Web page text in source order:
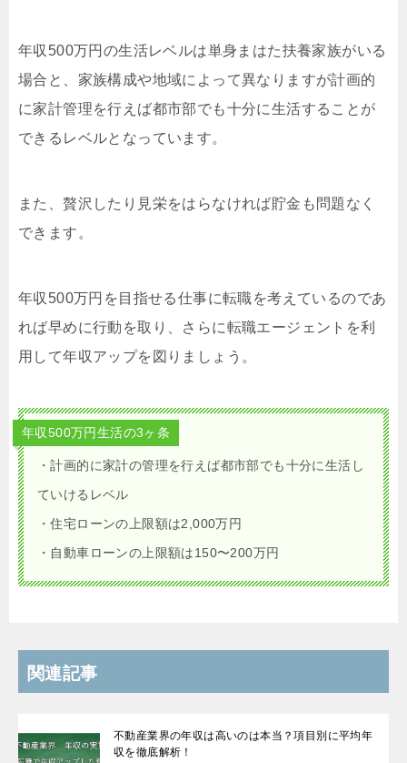
年収500万円の生活レベルは単身まはた扶養家族がいる
場合と、家族構成や地域によって異なりますが計画的
に家計管理を行えば都市部でも十分に生活することが
できるレベルとなっています。
また、贅沢したり見栄をはらなければ貯金も問題なく
できます。
年収500万円を目指せる仕事に転職を考えているのであ
れば早めに行動を取り、さらに転職エージェントを利
用して年収アップを図りましょう。
年収500万円生活の3ヶ条
・計画的に家計の管理を行えば都市部でも十分に生活し
ていけるレベル
・住宅ローンの上限額は2,000万円
・自動車ローンの上限額は150〜200万円
関連記事
不動産業界の年収は高いのは本当？項目別に平均年
収を徹底解析！